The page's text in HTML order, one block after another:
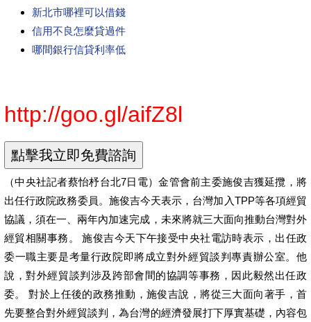
新北市哪裡可以借錢
信用不良怎麼貸過件
哪間銀行信貸利率低
http://goo.gl/aifZ8l
（中央社記者蔡怡杼台北7日電）金管會前主委施俊吉獲延攬，將
出任行政院政務委員。施俊吉今天表示，台灣加入TPP等各項經貿
協議，須在一、兩年內加速完成，未來將就三大面向推動台灣對外
經貿相關事務。 施俊吉今天下午接受中央社電訪時表示，出任政
委一職主要是考量行政院即將成立對外經貿談判專責辦公室。他
說，對外經貿談判涉及跨部會間的協調等事務，因此毅然出任政
委。 對於上任後的政務推動，施俊吉說，將從三大面向著手，首
先要整合對外經貿談判，為台灣的經濟發展打下厚實基礎，內容包